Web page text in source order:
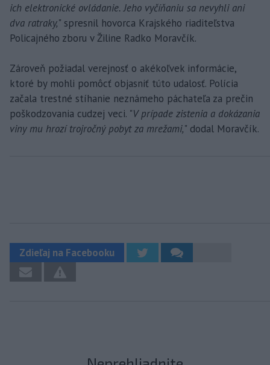
ich elektronické ovládanie. Jeho vyčíňaniu sa nevyhli ani
dva ratraky," spresnil hovorca Krajského riaditeľstva
Policajného zboru v Žiline Radko Moravčík.
Zároveň požiadal verejnosť o akékoľvek informácie,
ktoré by mohli pomôcť objasniť túto udalosť. Polícia
začala trestné stíhanie neznámeho páchateľa za prečin
poškodzovania cudzej veci. "V prípade zistenia a dokázania
viny mu hrozí trojročný pobyt za mrežami," dodal Moravčík.
Zdieľaj na Facebooku